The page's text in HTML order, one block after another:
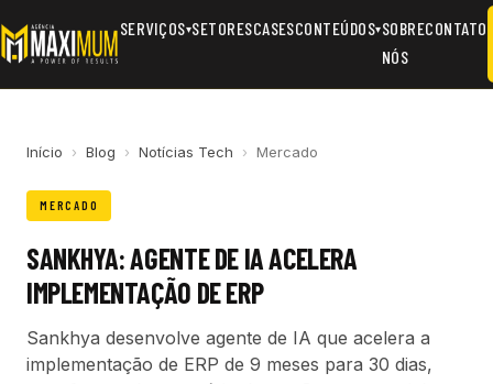
SERVIÇOS▾SETORESCASESCONTEÚDOS▾SOBRE
NÓS
CONTATO
Início › Blog › Notícias Tech › Mercado
MERCADO
SANKHYA: AGENTE DE IA ACELERA
IMPLEMENTAÇÃO DE ERP
Sankhya desenvolve agente de IA que acelera a
implementação de ERP de 9 meses para 30 dias,